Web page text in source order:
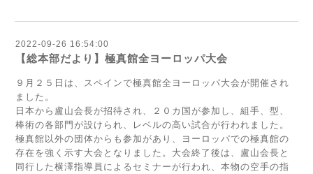
2022-09-26 16:54:00
【総本部だより】極真館全ヨーロッパ大会
９月２５日は、スペインで極真館全ヨーロッパ大会が開催され
ました。
日本から盧山会長が招待され、２０カ国が参加し、組手、型、
棒術の各部門が設けられ、レベルの高い試合が行われました。
極真館以外の団体からも参加があり、ヨーロッパでの極真館の
存在を強く示す大会となりました。大会終了後は、盧山会長と
同行した横澤指導員によるセミナーが行われ、本物の空手の指